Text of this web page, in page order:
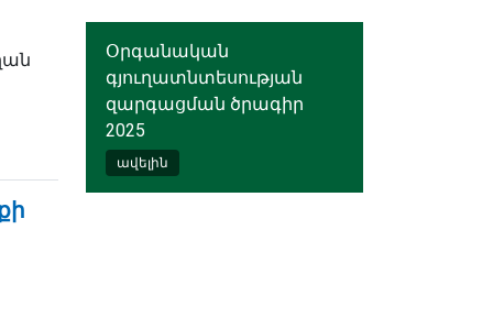
Օրգանական
գյուղատնտեսության
զարգացման ծրագիր
2025
ավելին